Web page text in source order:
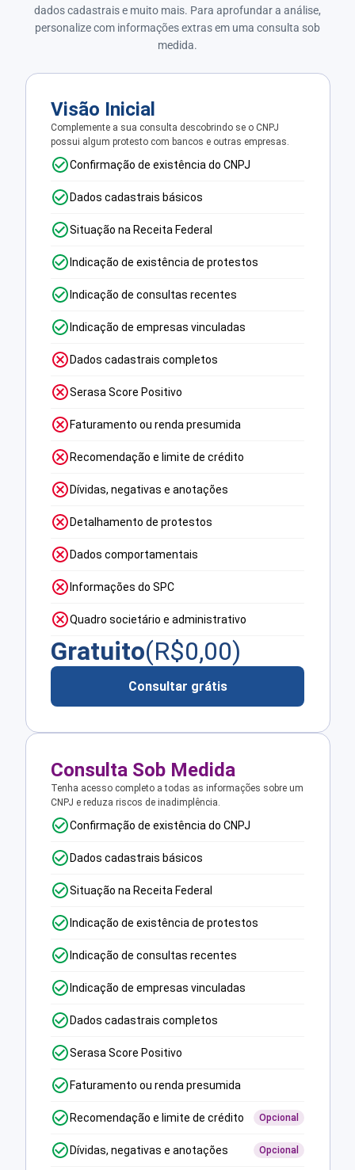
dados cadastrais e muito mais. Para aprofundar a análise,
personalize com informações extras em uma consulta sob
medida.
Visão Inicial
Complemente a sua consulta descobrindo se o CNPJ
possui algum protesto com bancos e outras empresas.
Confirmação de existência do CNPJ
Dados cadastrais básicos
Situação na Receita Federal
Indicação de existência de protestos
Indicação de consultas recentes
Indicação de empresas vinculadas
Dados cadastrais completos
Serasa Score Positivo
Faturamento ou renda presumida
Recomendação e limite de crédito
Dívidas, negativas e anotações
Detalhamento de protestos
Dados comportamentais
Informações do SPC
Quadro societário e administrativo
Gratuito(R$0,00)
Consultar grátis
Consulta Sob Medida
Tenha acesso completo a todas as informações sobre um
CNPJ e reduza riscos de inadimplência.
Confirmação de existência do CNPJ
Dados cadastrais básicos
Situação na Receita Federal
Indicação de existência de protestos
Indicação de consultas recentes
Indicação de empresas vinculadas
Dados cadastrais completos
Serasa Score Positivo
Faturamento ou renda presumida
Recomendação e limite de crédito Opcional
Dívidas, negativas e anotações Opcional